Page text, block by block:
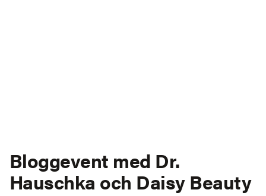
Bloggevent med Dr.
Hauschka och Daisy Beauty